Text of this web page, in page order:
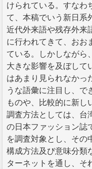
けられている。すなわ
て、本稿でいう新日系
近代外来語や残存外来
に行われてきて、おお
ている。しかしながら
大きな影響を及ぼして
はあまり見られなかっ
うな語彙に注目し、で
ものや、比較的に新し
調査方法としては、台
の日本ファッション誌
を調査対象とし、その
構成方法及び意味分類
ターネットを通し、そ